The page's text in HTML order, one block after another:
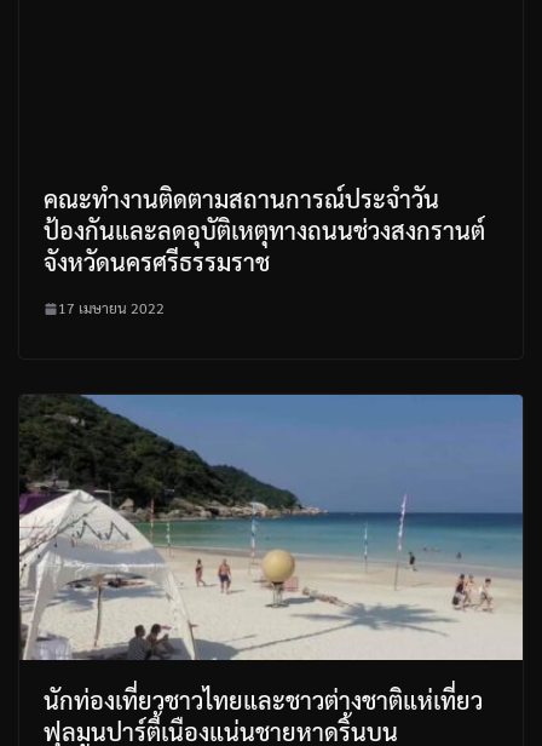
คณะทำงานติดตามสถานการณ์ประจำวัน
ป้องกันและลดอุบัติเหตุทางถนนช่วงสงกรานต์
จังหวัดนครศรีธรรมราช
17 เมษายน 2022
นักท่องเที่ยวชาวไทยและชาวต่างชาติแห่เที่ยว
ฟุลมูนปาร์ตี้เนืองแน่นชายหาดริ้นบน